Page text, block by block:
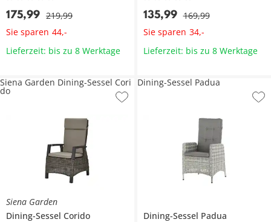
175,99 219,99
Sie sparen 44,-
Lieferzeit: bis zu 8 Werktage
135,99 169,99
Sie sparen 34,-
Lieferzeit: bis zu 8 Werktage
Siena Garden
Dining-Sessel Corido
Siena Garden Dining-Sessel Cori
do
Dining-Sessel Padua
Dining-Sessel Padua